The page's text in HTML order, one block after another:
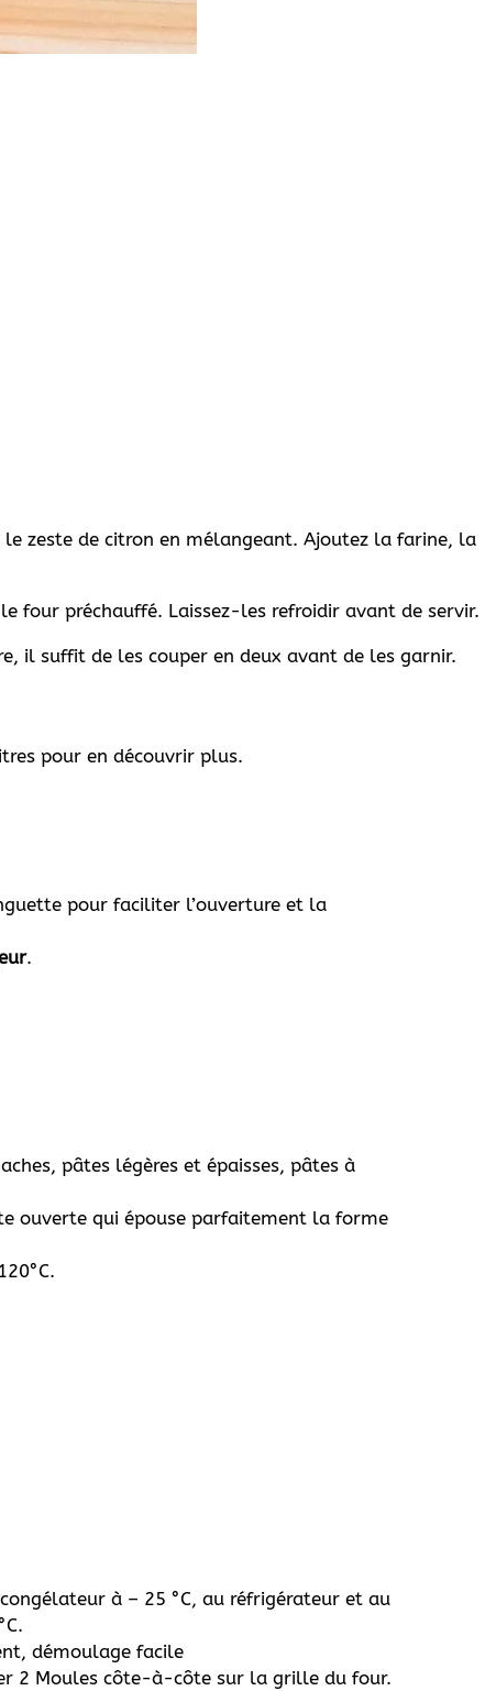
zeste de citron en mélangeant. Ajoutez la farine, la
four préchauffé. Laissez-les refroidir avant de servir.
il suffit de les couper en deux avant de les garnir.
pour en découvrir plus.
pour faciliter l’ouverture et la
.
pâtes légères et épaisses, pâtes à
ouverte qui épouse parfaitement la forme
à – 25 °C, au réfrigérateur et au
démoulage facile
2 Moules côte-à-côte sur la grille du four.